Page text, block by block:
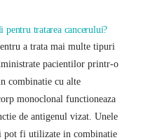
tratarea cancerului?
a trata mai multe tipuri
pacientilor printr-o
combinatie cu alte
monoclonal functioneaza
de antigenul vizat. Unele
pot fi utilizate in combinatie